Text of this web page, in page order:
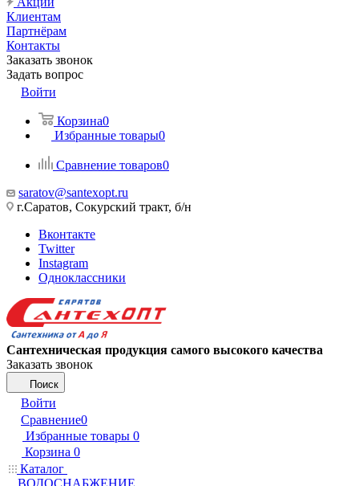
Клиентам
Партнёрам
Контакты
Заказать звонок
Задать вопрос
Войти
Корзина0
Избранные товары0
Сравнение товаров0
saratov@santexopt.ru
г.Саратов, Сокурский тракт, б/н
Вконтакте
Twitter
Instagram
Одноклассники
Сантехническая продукция самого высокого качества
Заказать звонок
Поиск
Войти
Сравнение0
Избранные товары 0
Корзина 0
Каталог
ВОДОСНАБЖЕНИЕ